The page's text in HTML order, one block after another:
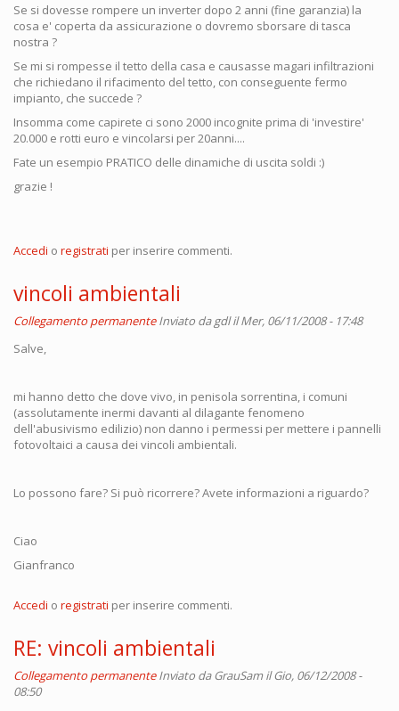
Se si dovesse rompere un inverter dopo 2 anni (fine garanzia) la
cosa e' coperta da assicurazione o dovremo sborsare di tasca
nostra ?
Se mi si rompesse il tetto della casa e causasse magari infiltrazioni
che richiedano il rifacimento del tetto, con conseguente fermo
impianto, che succede ?
Insomma come capirete ci sono 2000 incognite prima di 'investire'
20.000 e rotti euro e vincolarsi per 20anni....
Fate un esempio PRATICO delle dinamiche di uscita soldi :)
grazie !
Accedi o registrati per inserire commenti.
vincoli ambientali
Collegamento permanente Inviato dagdlil Mer, 06/11/2008 - 17:48
Salve,
mi hanno detto che dove vivo, in penisola sorrentina, i comuni
(assolutamente inermi davanti al dilagante fenomeno
dell'abusivismo edilizio) non danno i permessi per mettere i pannelli
fotovoltaici a causa dei vincoli ambientali.
Lo possono fare? Si può ricorrere? Avete informazioni a riguardo?
Ciao
Gianfranco
Accedi o registrati per inserire commenti.
RE: vincoli ambientali
Collegamento permanente Inviato daGrauSamil Gio, 06/12/2008 -
08:50